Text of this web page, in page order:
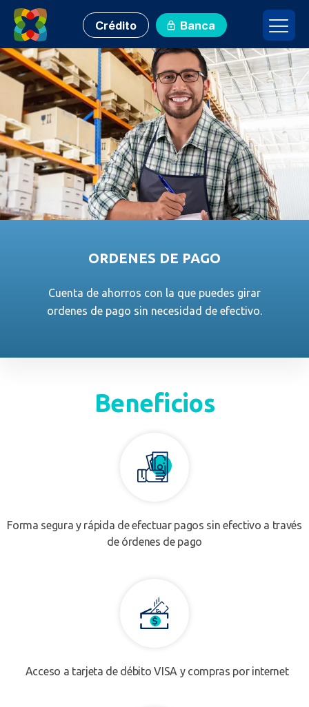
Crédito Banca
ORDENES DE PAGO
Cuenta de ahorros con la que puedes girar
ordenes de pago sin necesidad de efectivo.
Beneficios
Forma segura y rápida de efectuar pagos sin efectivo a través
de órdenes de pago
Acceso a tarjeta de débito VISA y compras por internet